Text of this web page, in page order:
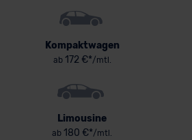
Kompaktwagen
ab172 €*/mtl.
Limousine
ab 180 €*/mtl.